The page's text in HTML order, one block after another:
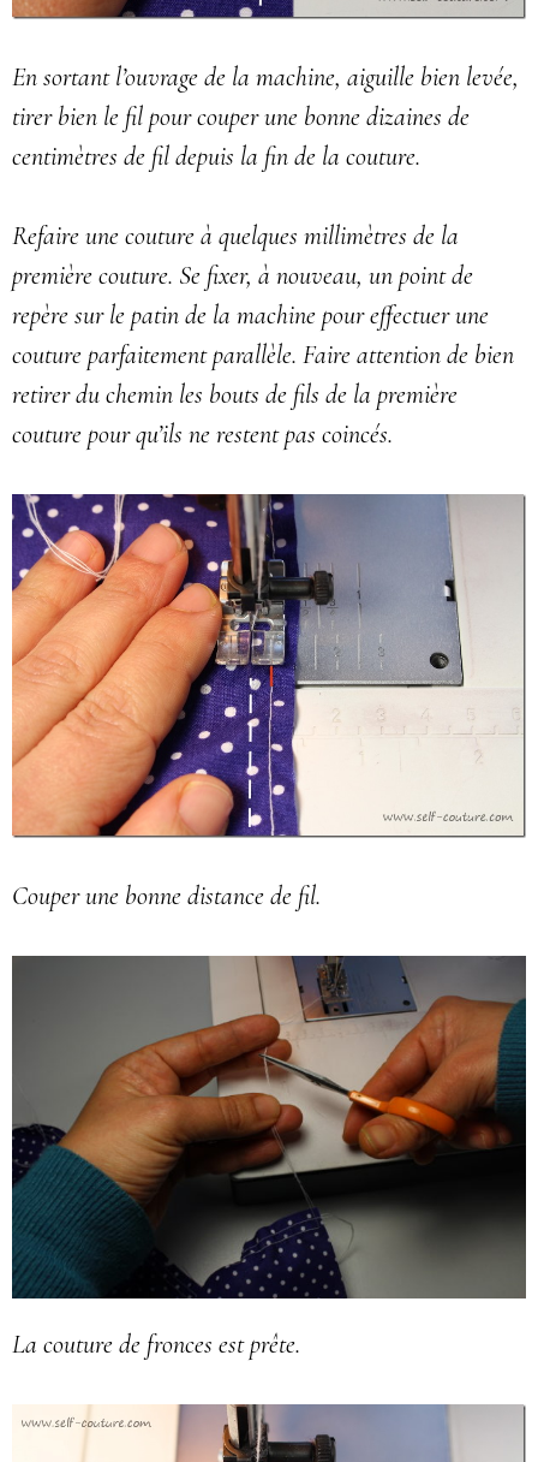
En sortant l’ouvrage de la machine, aiguille bien levée,
tirer bien le fil pour couper une bonne dizaines de
centimètres de fil depuis la fin de la couture.
Refaire une couture à quelques millimètres de la
première couture. Se fixer, à nouveau, un point de
repère sur le patin de la machine pour effectuer une
couture parfaitement parallèle. Faire attention de bien
retirer du chemin les bouts de fils de la première
couture pour qu’ils ne restent pas coincés.
Couper une bonne distance de fil.
La couture de fronces est prête.